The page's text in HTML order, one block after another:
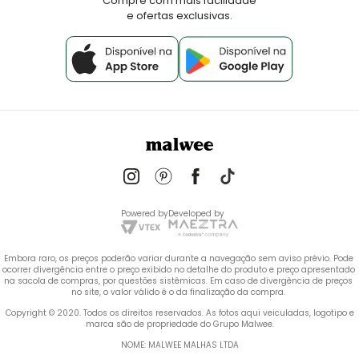
e ofertas exclusivas.
Powered byDeveloped by
Embora raro, os preços poderão variar durante a navegação sem aviso prévio. Pode
ocorrer divergência entre o preço exibido no detalhe do produto e preço apresentado
na sacola de compras, por questões sistêmicas. Em caso de divergência de preços
no site, o valor válido é o da finalização da compra.
marca são de propriedade do Grupo Malwee.
NOME: MALWEE MALHAS LTDA